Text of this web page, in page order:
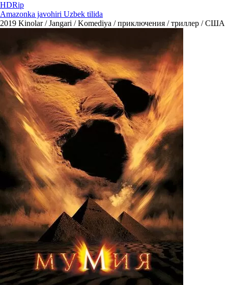
HDRip
Amazonka javohiri Uzbek tilida
2019 Kinolar / Jangari / Komediya / приключения / триллер / США